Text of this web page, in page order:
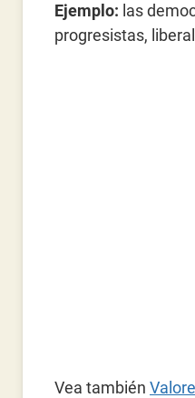
Ejemplo: las
progresistas,
Vea también